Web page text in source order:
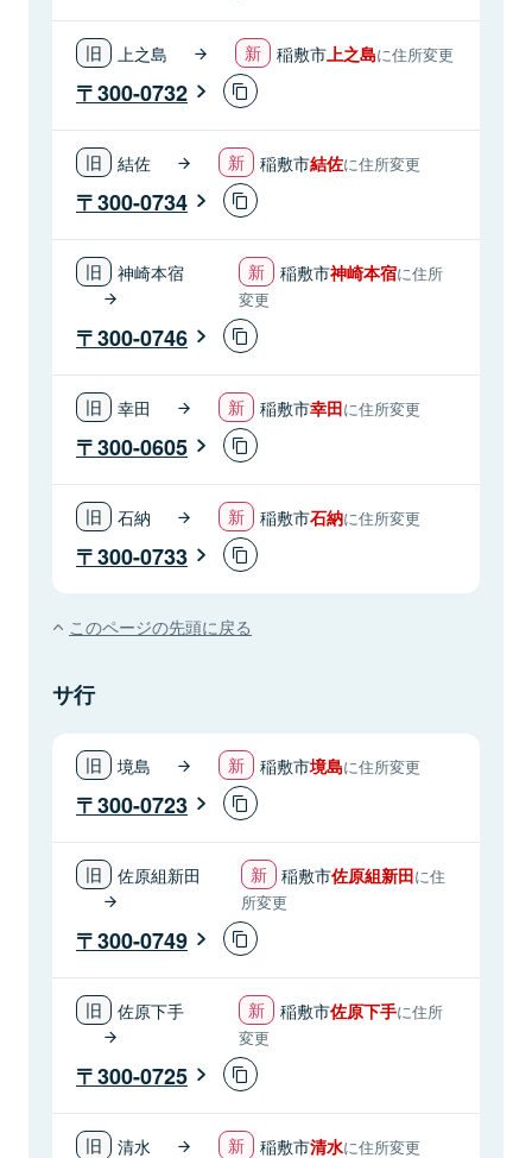
上之島 稲敷市上之島に住所変更
300-0732
結佐 稲敷市結佐に住所変更
300-0734
神崎本宿 稲敷市神崎本宿に住所
変更
300-0746
幸田 稲敷市幸田に住所変更
300-0605
石納 稲敷市石納に住所変更
300-0733
このページの先頭に戻る
サ行
境島 稲敷市境島に住所変更
300-0723
佐原組新田 稲敷市佐原組新田に住
所変更
300-0749
佐原下手 稲敷市佐原下手に住所
変更
300-0725
清水 稲敷市清水に住所変更